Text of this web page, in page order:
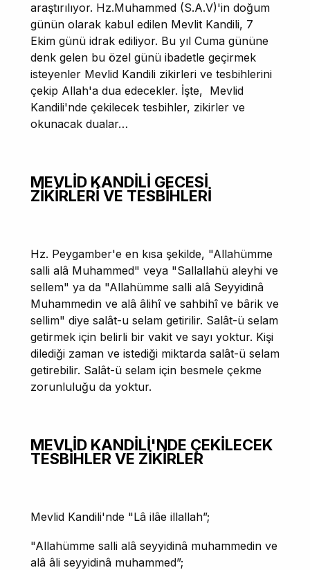
araştırılıyor. Hz.Muhammed (S.A.V)'in doğum
günün olarak kabul edilen Mevlit Kandili, 7
Ekim günü idrak ediliyor. Bu yıl Cuma gününe
denk gelen bu özel günü ibadetle geçirmek
isteyenler Mevlid Kandili zikirleri ve tesbihlerini
çekip Allah'a dua edecekler. İşte, Mevlid
Kandili'nde çekilecek tesbihler, zikirler ve
okunacak dualar…
MEVLİD KANDİLİ GECESİ
ZİKİRLERİ VE TESBİHLERİ
Hz. Peygamber'e en kısa şekilde, "Allahümme
salli alâ Muhammed" veya "Sallallahü aleyhi ve
sellem" ya da "Allahümme salli alâ Seyyidinâ
Muhammedin ve alâ âlihî ve sahbihî ve bârik ve
sellim" diye salât-u selam getirilir. Salât-ü selam
getirmek için belirli bir vakit ve sayı yoktur. Kişi
dilediği zaman ve istediği miktarda salât-ü selam
getirebilir. Salât-ü selam için besmele çekme
zorunluluğu da yoktur.
MEVLİD KANDİLİ'NDE ÇEKİLECEK
TESBİHLER VE ZİKİRLER
Mevlid Kandili'nde "Lâ ilâe illallah”;
"Allahümme salli alâ seyyidinâ muhammedin ve
alâ âli seyyidinâ muhammed”;